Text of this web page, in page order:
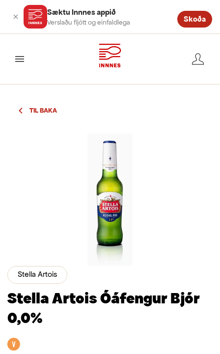
Sæktu Innnes appið
Verslaðu fljótt og einfaldlega Skoða
valmynd
TIL BAKA
Stella Artois
Stella Artois Óáfengur Bjór
0,0%